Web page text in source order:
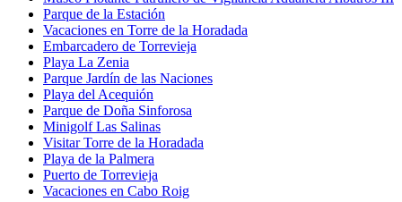
Parque de la Estación
Vacaciones en Torre de la Horadada
Embarcadero de Torrevieja
Playa La Zenia
Parque Jardín de las Naciones
Playa del Acequión
Parque de Doña Sinforosa
Minigolf Las Salinas
Visitar Torre de la Horadada
Playa de la Palmera
Puerto de Torrevieja
Vacaciones en Cabo Roig